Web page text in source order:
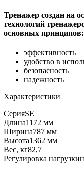
Тренажер создан на
технологий
основных принципов:
эффективность
удобство в
безопасность
надежность
Характеристики
СерияSE
Длина1172 мм
Ширина787 мм
Высота1362 мм
Вес, кг82,7
Регулировка нагрузки